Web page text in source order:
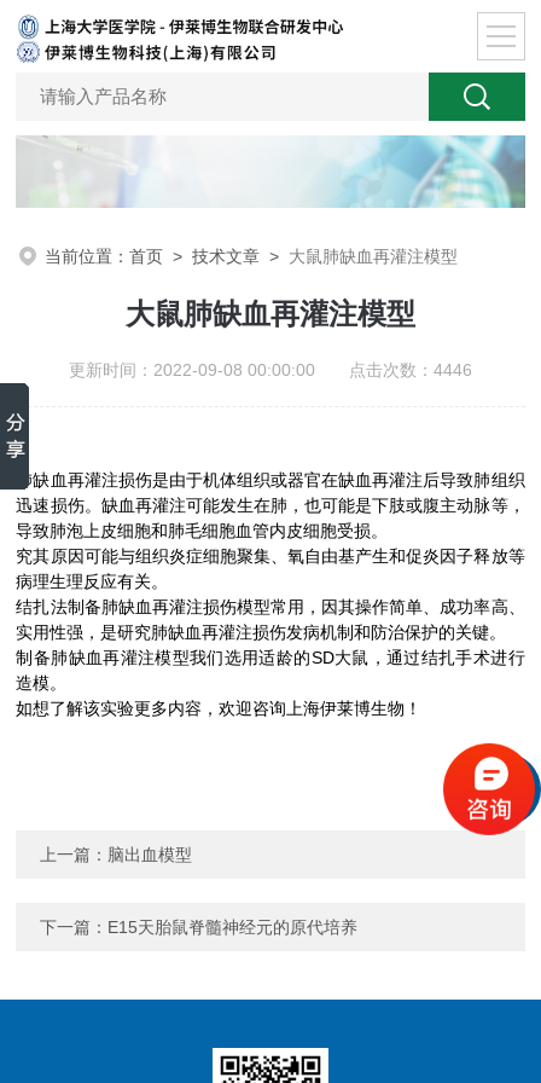
当前位置：首页 >技术文章 > 大鼠肺缺血再灌注模型
大鼠肺缺血再灌注模型
更新时间：2022-09-08 00:00:00 点击次数：4446
肺缺血再灌注损伤是由于机体组织或器官在缺血再灌注后导致肺组织
迅速损伤。缺血再灌注可能发生在肺，也可能是下肢或腹主动脉等，
导致肺泡上皮细胞和肺毛细胞血管内皮细胞受损。
究其原因可能与组织炎症细胞聚集、氧自由基产生和促炎因子释放等
病理生理反应有关。
结扎法制备肺缺血再灌注损伤模型常用，因其操作简单、成功率高、
实用性强，是研究肺缺血再灌注损伤发病机制和防治保护的关键。
制备肺缺血再灌注模型我们选用适龄的SD大鼠，通过结扎手术进行
造模。
如想了解该实验更多内容，欢迎咨询上海伊莱博生物！
上一篇： 脑出血模型
下一篇： E15天胎鼠脊髓神经元的原代培养